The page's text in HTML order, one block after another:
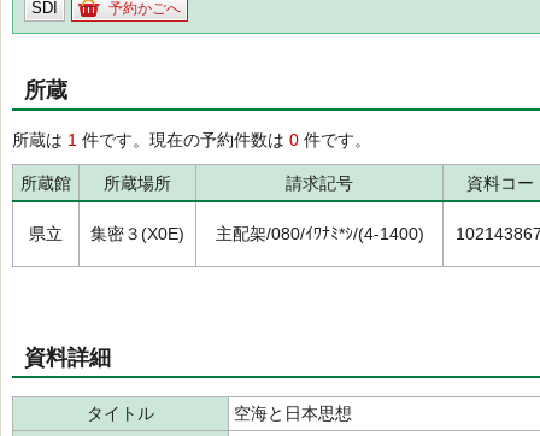
SDI 予約かごへ
所蔵
所蔵は 1 件です。現在の予約件数は 0 件です。
所蔵館 所蔵場所 請求記号 資料コー
県立 集密３(X0E) 主配架/080/ｲﾜﾅﾐ*ｼ/(4-1400)
資料詳細
タイトル
空海と日本思想